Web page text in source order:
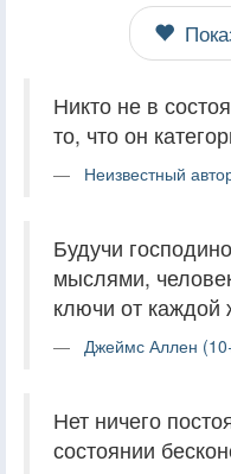
Никто не в
то, что он
Неизвестный
Будучи
мыслями,
ключи от каждой
Джеймс Аллен
Нет ничего
состоянии